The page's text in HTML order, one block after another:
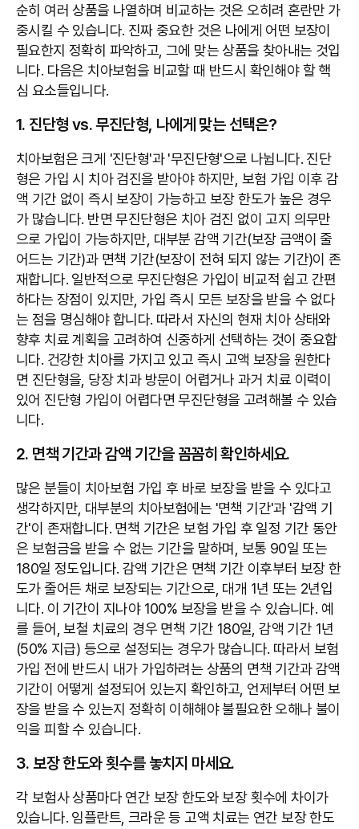
순히 여러 상품을 나열하며 비교하는 것은 오히려 혼란만 가
중시킬 수 있습니다. 진짜 중요한 것은 나에게 어떤 보장이
필요한지 정확히 파악하고, 그에 맞는 상품을 찾아내는 것입
니다. 다음은 치아보험을 비교할 때 반드시 확인해야 할 핵
심 요소들입니다.
1. 진단형 vs. 무진단형, 나에게 맞는 선택은?
치아보험은 크게 '진단형'과 '무진단형'으로 나뉩니다. 진단
형은 가입 시 치아 검진을 받아야 하지만, 보험 가입 이후 감
액 기간 없이 즉시 보장이 가능하고 보장 한도가 높은 경우
가 많습니다. 반면 무진단형은 치아 검진 없이 고지 의무만
으로 가입이 가능하지만, 대부분 감액 기간(보장 금액이 줄
어드는 기간)과 면책 기간(보장이 전혀 되지 않는 기간)이 존
재합니다. 일반적으로 무진단형은 가입이 비교적 쉽고 간편
하다는 장점이 있지만, 가입 즉시 모든 보장을 받을 수 없다
는 점을 명심해야 합니다. 따라서 자신의 현재 치아 상태와
향후 치료 계획을 고려하여 신중하게 선택하는 것이 중요합
니다. 건강한 치아를 가지고 있고 즉시 고액 보장을 원한다
면 진단형을, 당장 치과 방문이 어렵거나 과거 치료 이력이
있어 진단형 가입이 어렵다면 무진단형을 고려해볼 수 있습
니다.
2. 면책 기간과 감액 기간을 꼼꼼히 확인하세요.
많은 분들이 치아보험 가입 후 바로 보장을 받을 수 있다고
생각하지만, 대부분의 치아보험에는 '면책 기간'과 '감액 기
간'이 존재합니다. 면책 기간은 보험 가입 후 일정 기간 동안
은 보험금을 받을 수 없는 기간을 말하며, 보통 90일 또는
180일 정도입니다. 감액 기간은 면책 기간 이후부터 보장 한
도가 줄어든 채로 보장되는 기간으로, 대개 1년 또는 2년입
니다. 이 기간이 지나야 100% 보장을 받을 수 있습니다. 예
를 들어, 보철 치료의 경우 면책 기간 180일, 감액 기간 1년
(50% 지급) 등으로 설정되는 경우가 많습니다. 따라서 보험
가입 전에 반드시 내가 가입하려는 상품의 면책 기간과 감액
기간이 어떻게 설정되어 있는지 확인하고, 언제부터 어떤 보
장을 받을 수 있는지 정확히 이해해야 불필요한 오해나 불이
익을 피할 수 있습니다.
3. 보장 한도와 횟수를 놓치지 마세요.
각 보험사 상품마다 연간 보장 한도와 보장 횟수에 차이가
있습니다. 임플란트, 크라운 등 고액 치료는 연간 보장 한도